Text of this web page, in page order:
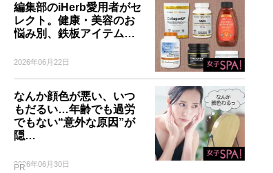
編集部のiHerb愛用者がセ
レクト。健康・美容のお
悩み別、鉄板アイテム…
2026年06月22日
なんか顔色が悪い、いつ
もだるい…年齢でも過労
でもない“意外な原因”が
隠…
2026年06月30日
PR